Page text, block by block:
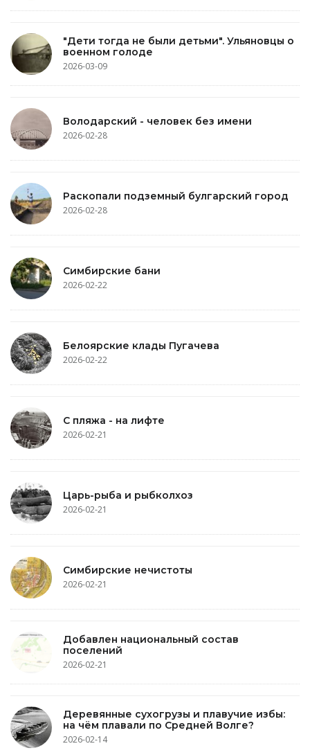
"Дети тогда не были детьми". Ульяновцы о
военном голоде
2026-03-09
Володарский - человек без имени
2026-02-28
Раскопали подземный булгарский город
2026-02-28
Симбирские бани
2026-02-22
Белоярские клады Пугачева
2026-02-22
С пляжа - на лифте
2026-02-21
Царь-рыба и рыбколхоз
2026-02-21
Симбирские нечистоты
2026-02-21
Добавлен национальный состав
поселений
2026-02-21
Деревянные сухогрузы и плавучие избы:
на чём плавали по Средней Волге?
2026-02-14